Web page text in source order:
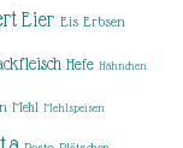
Eier Eis Erbsen
Hefe Hähnchen
Mehl Mehlspeisen